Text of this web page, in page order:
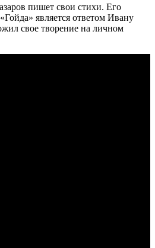
пишет свои стихи. Его
является ответом Ивану
свое творение на личном